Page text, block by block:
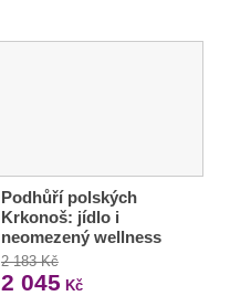
Podhůří polských
Krkonoš: jídlo i
neomezený wellness
2 183 Kč
2 045 Kč